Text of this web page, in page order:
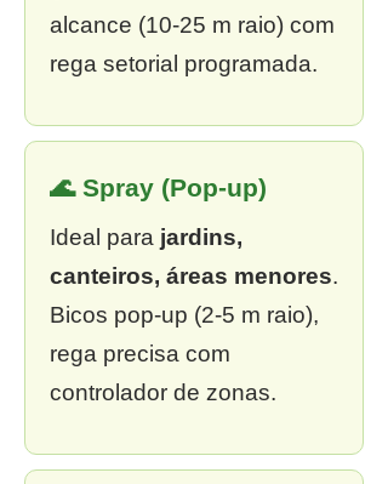
alcance (10-25 m raio) com
rega setorial programada.
🌊 Spray (Pop-up)
Ideal para jardins,
canteiros, áreas menores.
Bicos pop-up (2-5 m raio),
rega precisa com
controlador de zonas.